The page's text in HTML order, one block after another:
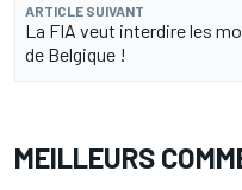
ARTICLE SUIVANT
La FIA veut interdire les
de Belgique !
MEILLEURS